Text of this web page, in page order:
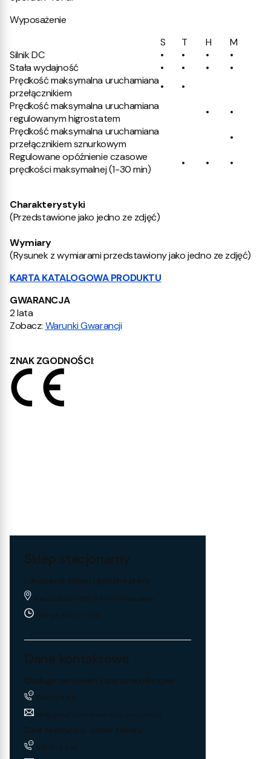
Wyposażenie
S
T H
M
Silnik DC
• • •
•
Stała wydajność
• • •
•
Prędkość maksymalna uruchamiana
przełącznikiem
•
•
Prędkość maksymalna uruchamiana
regulowanym higrostatem
•
•
Prędkość maksymalna uruchamiana
przełącznikiem sznurkowym
•
Regulowane opóźnienie czasowe
prędkości maksymalnej (1-30 min)
• • •
Charakterystyki
(Przedstawione jako jedno ze zdjęć)
Wymiary
(Rysunek z wymiarami przedstawiony jako jedno ze zdjęć)
KARTA KATALOGOWA PRODUKTU
GWARANCJA
2 lata
Zobacz: Warunki Gwarancji
ZNAK ZGODNOŚCI:
Sklep stacjonarny
Lokalizacja sklepu i godziny pracy
Trakt Lubelski 195, 04-667 Warszawa
Pon-pt: 8:00 - 17:00
Dane kontaktowe
Obsługa zamówień, zapytania ofertowe
884 024 451
sklep@hurtownia-wentylacyjna.com.pl
Dział techniczny, dobór towaru
574 694 534